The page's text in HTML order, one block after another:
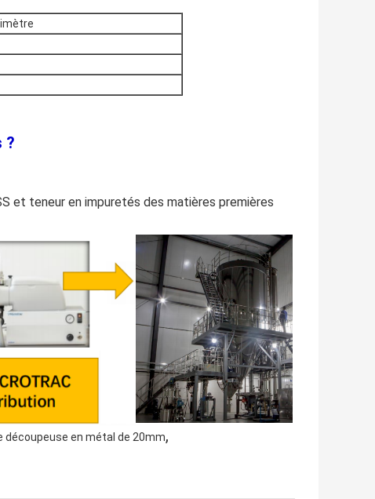
?
et teneur en impuretés des matières premières
découpeuse en métal de 20mm,